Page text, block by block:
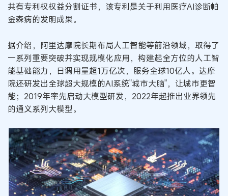
共有专利权权益分割证书，该专利是关于利用医疗AI诊断帕
金森病的发明成果。
据介绍，阿里达摩院长期布局人工智能等前沿领域，取得了
一系列重要突破并实现规模化应用，构建起全方位的人工智
能基础能力，日调用量超1万亿次，服务全球10亿人。达摩
院还研发出全球超大规模的AI系统"城市大脑"，让城市更智
能；2019年率先启动大模型研发，2022年起推出业界领先
的通义系列大模型。